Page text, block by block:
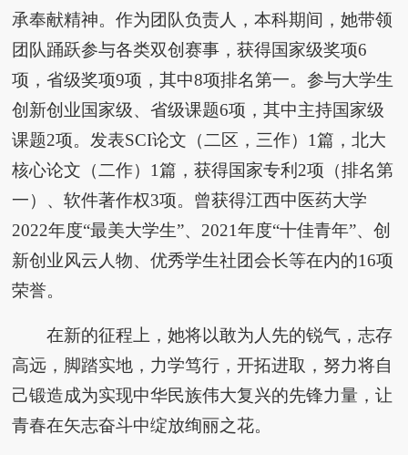
承奉献精神。作为团队负责人，本科期间，她带领
团队踊跃参与各类双创赛事，获得国家级奖项6
项，省级奖项9项，其中8项排名第一。参与大学生
创新创业国家级、省级课题6项，其中主持国家级
课题2项。发表SCI论文（二区，三作）1篇，北大
核心论文（二作）1篇，获得国家专利2项（排名第
一）、软件著作权3项。曾获得江西中医药大学
2022年度“最美大学生”、2021年度“十佳青年”、创
新创业风云人物、优秀学生社团会长等在内的16项
荣誉。
在新的征程上，她将以敢为人先的锐气，志存
高远，脚踏实地，力学笃行，开拓进取，努力将自
己锻造成为实现中华民族伟大复兴的先锋力量，让
青春在矢志奋斗中绽放绚丽之花。